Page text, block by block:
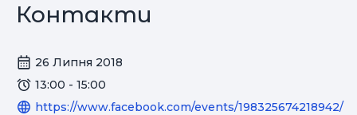
Контакти
26 Липня 2018
13:00 - 15:00
https://www.facebook.com/events/198325674218942/